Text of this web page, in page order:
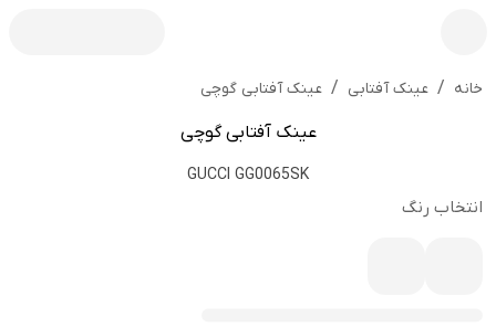
خانه / عینک آفتابی / عینک آفتابی گوچی
عینک آفتابی گوچی
GUCCI GG0065SK
انتخاب رنگ